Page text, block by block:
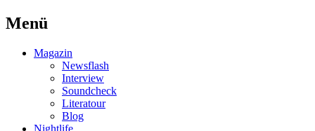
Menü
Magazin
Newsflash
Interview
Soundcheck
Literatour
Blog
Nightlife